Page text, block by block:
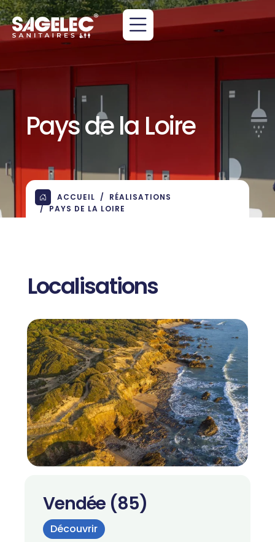
Pays de la Loire
ACCUEIL
RÉALISATIONS
PAYS DE LA LOIRE
Localisations
Vendée (85)
Découvrir